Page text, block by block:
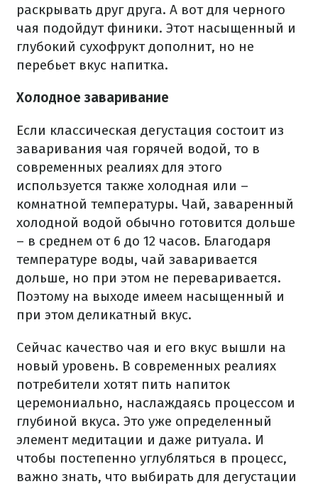
раскрывать друг друга. А вот для черного
чая подойдут финики. Этот насыщенный и
глубокий сухофрукт дополнит, но не
перебьет вкус напитка.
Холодное заваривание
Если классическая дегустация состоит из
заваривания чая горячей водой, то в
современных реалиях для этого
используется также холодная или –
комнатной температуры. Чай, заваренный
холодной водой обычно готовится дольше
– в среднем от 6 до 12 часов. Благодаря
температуре воды, чай заваривается
дольше, но при этом не переваривается.
Поэтому на выходе имеем насыщенный и
при этом деликатный вкус.
Сейчас качество чая и его вкус вышли на
новый уровень. В современных реалиях
потребители хотят пить напиток
церемониально, наслаждаясь процессом и
глубиной вкуса. Это уже определенный
элемент медитации и даже ритуала. И
чтобы постепенно углубляться в процесс,
важно знать, что выбирать для дегустации